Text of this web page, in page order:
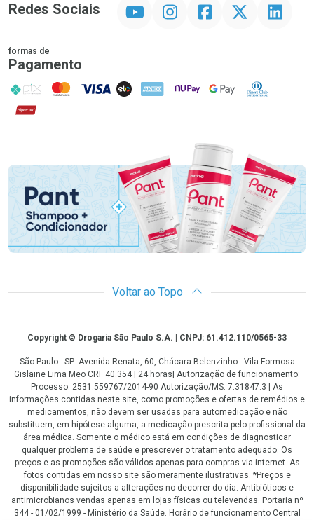
Redes Sociais
formas de
Pagamento
PIX MasterCard
VISA ELO AMEX NuPay Google PayDiners Club
Hipercard
Promoção em Destaque
Voltar ao Topo
CopyrightCopyright © Drogaria São Paulo S.A. | CNPJ: 61.412.110/0565-33
São Paulo - SP: Avenida Renata, 60, Chácara Belenzinho - Vila Formosa
Gislaine Lima Meo CRF 40.354 | 24 horas| Autorização de funcionamento:
Processo: 2531.559767/2014-90 Autorização/MS: 7.31847.3 | As
informações contidas neste site, como promoções e ofertas de remédios e
medicamentos, não devem ser usadas para automedicação e não
substituem, em hipótese alguma, a medicação prescrita pelo profissional da
área médica. Somente o médico está em condições de diagnosticar
qualquer problema de saúde e prescrever o tratamento adequado. Os
preços e as promoções são válidos apenas para compras via internet. As
fotos contidas em nosso site são meramente ilustrativas. *Preços e
disponibilidade sujeitos a alterações no decorrer do dia. Antibióticos e
antimicrobianos vendas apenas em lojas físicas ou televendas. Portaria nº
344 - 01/02/1999 - Ministério da Saúde. Horário de funcionamento Central